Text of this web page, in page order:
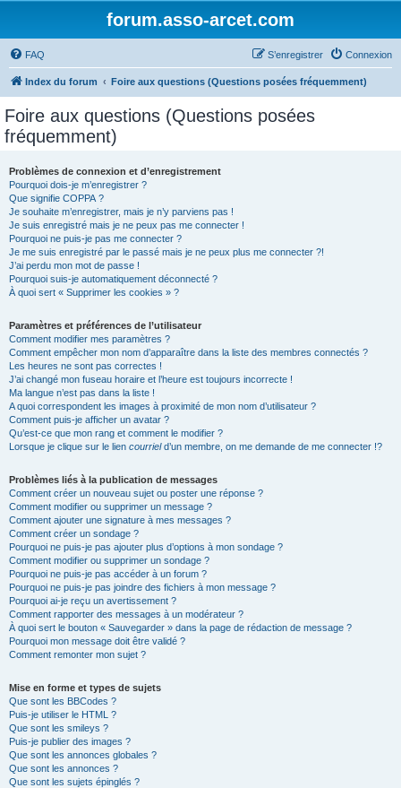
forum.asso-arcet.com
FAQ Connexion
S’enregistrer
Index du forum Foire aux questions (Questions posées fréquemment)
Foire aux questions (Questions posées
fréquemment)
Problèmes de connexion et d’enregistrement
Pourquoi dois-je m’enregistrer ?
Que signifie COPPA ?
Je souhaite m’enregistrer, mais je n’y parviens pas !
Je suis enregistré mais je ne peux pas me connecter !
Pourquoi ne puis-je pas me connecter ?
Je me suis enregistré par le passé mais je ne peux plus me connecter ?!
J’ai perdu mon mot de passe !
Pourquoi suis-je automatiquement déconnecté ?
À quoi sert « Supprimer les cookies » ?
Paramètres et préférences de l’utilisateur
Comment modifier mes paramètres ?
Comment empêcher mon nom d’apparaître dans la liste des membres connectés ?
Les heures ne sont pas correctes !
J’ai changé mon fuseau horaire et l’heure est toujours incorrecte !
Ma langue n’est pas dans la liste !
A quoi correspondent les images à proximité de mon nom d’utilisateur ?
Comment puis-je afficher un avatar ?
Qu’est-ce que mon rang et comment le modifier ?
Lorsque je clique sur le lien courrield’un membre, on me demande de me connecter !?
Problèmes liés à la publication de messages
Comment créer un nouveau sujet ou poster une réponse ?
Comment modifier ou supprimer un message ?
Comment ajouter une signature à mes messages ?
Comment créer un sondage ?
Pourquoi ne puis-je pas ajouter plus d’options à mon sondage ?
Comment modifier ou supprimer un sondage ?
Pourquoi ne puis-je pas accéder à un forum ?
Pourquoi ne puis-je pas joindre des fichiers à mon message ?
Pourquoi ai-je reçu un avertissement ?
Comment rapporter des messages à un modérateur ?
À quoi sert le bouton « Sauvegarder » dans la page de rédaction de message ?
Pourquoi mon message doit être validé ?
Comment remonter mon sujet ?
Mise en forme et types de sujets
Que sont les BBCodes ?
Puis-je utiliser le HTML ?
Que sont les smileys ?
Puis-je publier des images ?
Que sont les annonces globales ?
Que sont les annonces ?
Que sont les sujets épinglés ?